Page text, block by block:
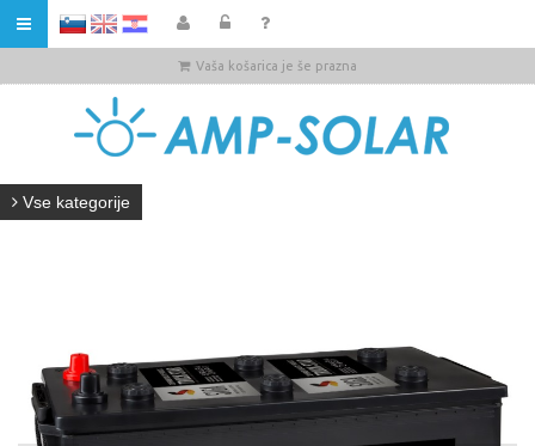
HR
Vaša košarica je še prazna
Vse kategorije